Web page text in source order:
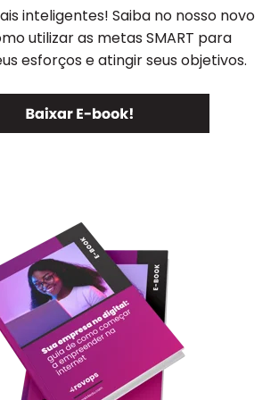
inteligentes! Saiba no nosso novo
utilizar as metas SMART para
esforços e atingir seus objetivos.